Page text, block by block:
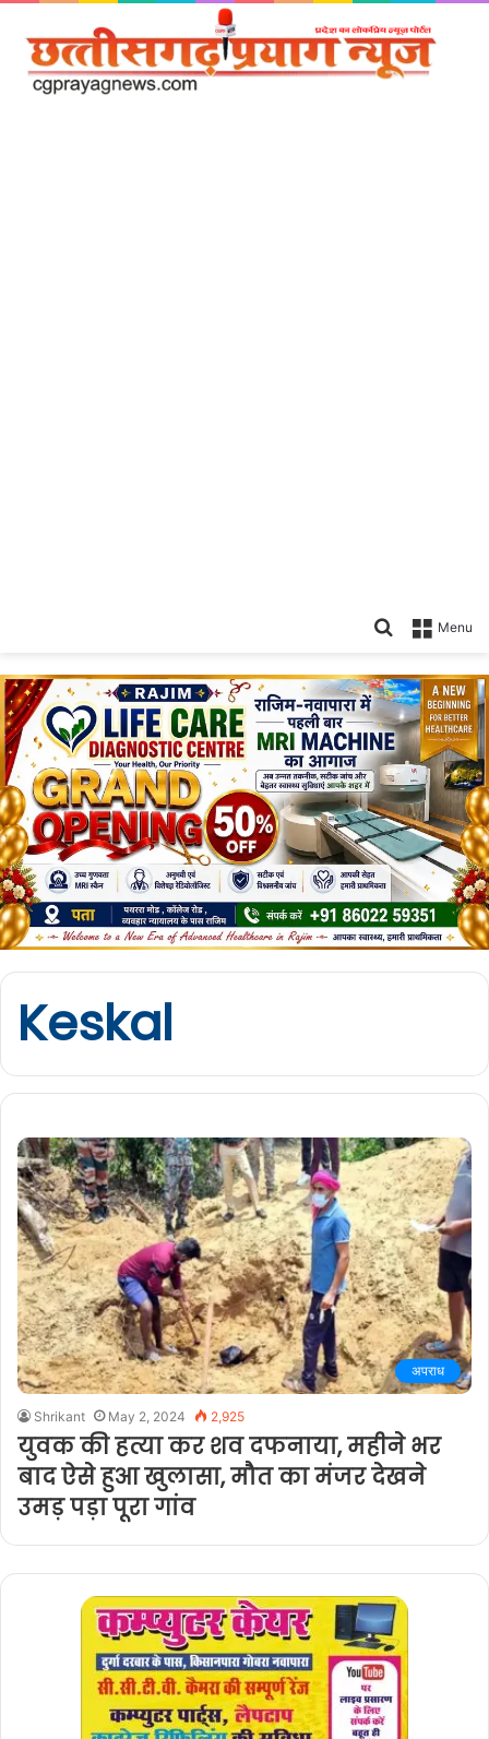
Menu
Search
Keskal
अपराध
Shrikant May 2, 2024 2,925
युवक की हत्या कर शव दफनाया, महीने भर
बाद ऐसे हुआ खुलासा, मौत का मंजर देखने
उमड़ पड़ा पूरा गांव